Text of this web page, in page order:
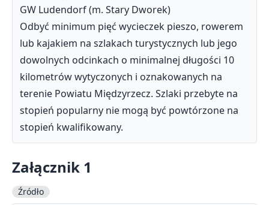
GW Ludendorf (m. Stary Dworek)
Odbyć minimum pięć wycieczek pieszo, rowerem
lub kajakiem na szlakach turystycznych lub jego
dowolnych odcinkach o minimalnej długości 10
kilometrów wytyczonych i oznakowanych na
terenie Powiatu Międzyrzecz. Szlaki przebyte na
stopień popularny nie mogą być powtórzone na
stopień kwalifikowany.
Załącznik 1
Źródło